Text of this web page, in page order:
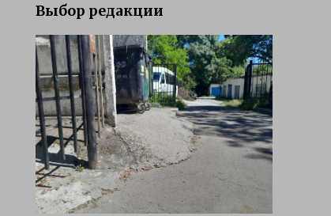
Выбор редакции